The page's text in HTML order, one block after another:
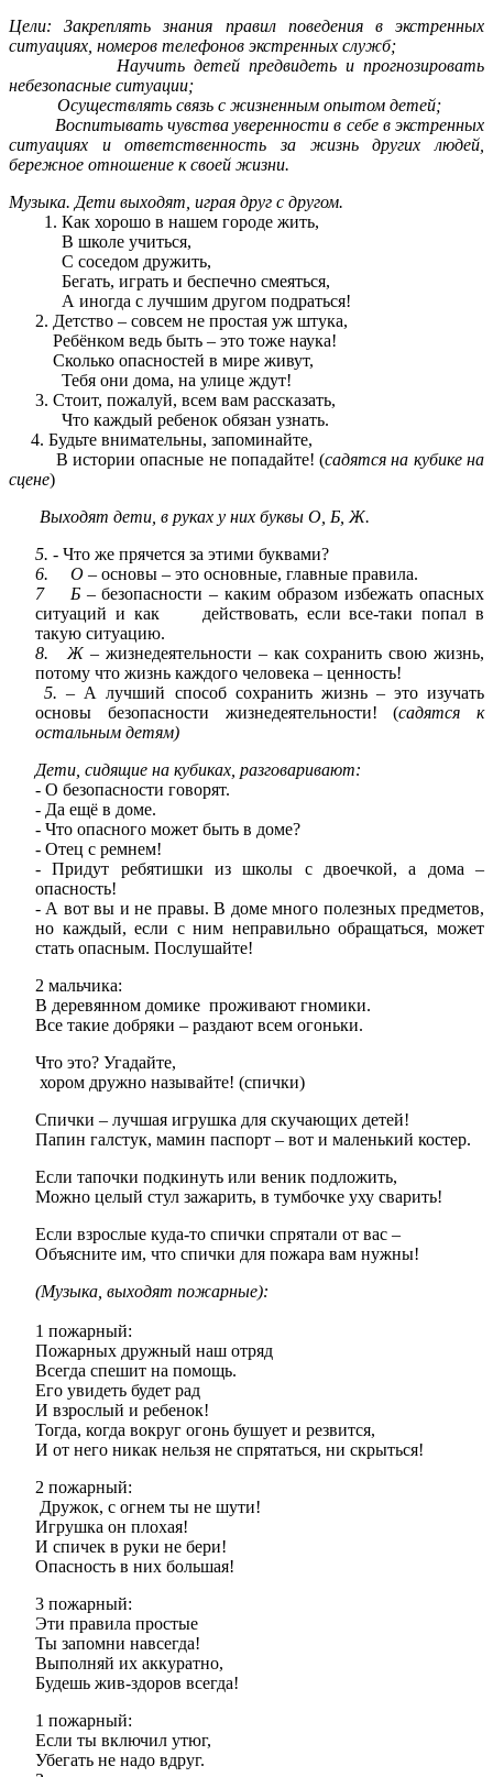
Цели: Закреплять знания правил поведения в экстренных
ситуациях, номеров телефонов экстренных служб;
Научить детей предвидеть и прогнозировать
небезопасные ситуации;
Осуществлять связь с жизненным опытом детей;
Воспитывать чувства уверенности в себе в экстренных
ситуациях и ответственность за жизнь других людей,
бережное отношение к своей жизни.
Музыка. Дети выходят, играя друг с другом.
Как хорошо в нашем городе жить,
В школе учиться,
С соседом дружить,
Бегать, играть и беспечно смеяться,
А иногда с лучшим другом подраться!
2. Детство – совсем не простая уж штука,
Ребёнком ведь быть – это тоже наука!
Сколько опасностей в мире живут,
Тебя они дома, на улице ждут!
3. Стоит, пожалуй, всем вам рассказать,
Что каждый ребенок обязан узнать.
4. Будьте внимательны, запоминайте,
В истории опасные не попадайте! (садятся на кубике на
сцене)
Выходят дети, в руках у них буквы О, Б, Ж.
5. - Что же прячется за этими буквами?
6. О – основы – это основные, главные правила.
7 Б –безопасности – каким образом избежать опасных
ситуаций и как действовать, если все-таки попал в
такую ситуацию.
8. Ж – жизнедеятельности – как сохранить свою жизнь,
потому что жизнь каждого человека – ценность!
5. – А лучший способ сохранить жизнь – это изучать
основы безопасности жизнедеятельности! (садятся к
остальным детям)
Дети, сидящие на кубиках, разговаривают:
- О безопасности говорят.
- Да ещё в доме.
- Что опасного может быть в доме?
- Отец с ремнем!
- Придут ребятишки из школы с двоечкой, а дома –
опасность!
- А вот вы и не правы. В доме много полезных предметов,
но каждый, если с ним неправильно обращаться, может
стать опасным. Послушайте!
2 мальчика:
В деревянном домике проживают гномики.
Все такие добряки – раздают всем огоньки.
Что это? Угадайте,
хором дружно называйте! (спички)
Спички – лучшая игрушка для скучающих детей!
Папин галстук, мамин паспорт – вот и маленький костер.
Если тапочки подкинуть или веник подложить,
Можно целый стул зажарить, в тумбочке уху сварить!
Если взрослые куда-то спички спрятали от вас –
Объясните им, что спички для пожара вам нужны!
(Музыка, выходят пожарные):
1 пожарный:
Пожарных дружный наш отряд
Всегда спешит на помощь.
Его увидеть будет рад
И взрослый и ребенок!
Тогда, когда вокруг огонь бушует и резвится,
И от него никак нельзя не спрятаться, ни скрыться!
2 пожарный:
Дружок, с огнем ты не шути!
Игрушка он плохая!
И спичек в руки не бери!
Опасность в них большая!
3 пожарный:
Эти правила простые
Ты запомни навсегда!
Выполняй их аккуратно,
Будешь жив-здоров всегда!
1 пожарный:
Если ты включил утюг,
Убегать не надо вдруг.